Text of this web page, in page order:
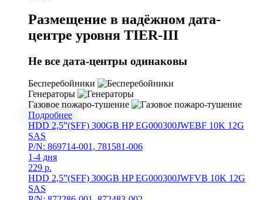
Размещение в надёжном дата-
центре уровня TIER-III
Не все дата-центры одинаковы
Бесперебойники
Генераторы
Газовое пожаро-тушение
Подробнее
HDD 2,5”(SFF) 300GB HP EG000300JWEBF 10K 12G
SAS
P/N: 869714-001, 781581-006
1-4 дня
229 р.
HDD 2,5”(SFF) 300GB HP EG000300JWFVB 10K 12G
SAS